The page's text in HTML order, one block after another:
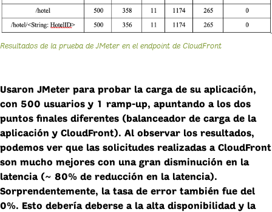
Resultados de la prueba de JMeter en el endpoint de CloudFront
Usaron JMeter para probar la carga de su aplicación,
con 500 usuarios y 1 ramp-up, apuntando a los dos
puntos finales diferentes (balanceador de carga de la
aplicación y CloudFront). Al observar los resultados,
podemos ver que las solicitudes realizadas a CloudFront
son mucho mejores con una gran disminución en la
latencia (~ 80% de reducción en la latencia).
Sorprendentemente, la tasa de error también fue del
0%. Esto debería deberse a la alta disponibilidad y la